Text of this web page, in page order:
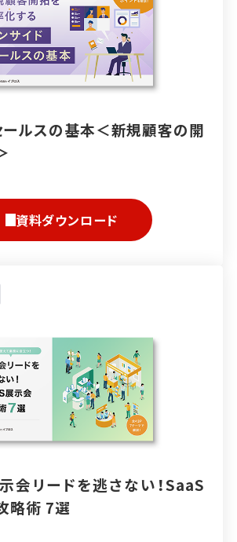
ールスの基本＜新規顧客の開
資料ダウンロード
会リードを逃さない！SaaS
略術 7選